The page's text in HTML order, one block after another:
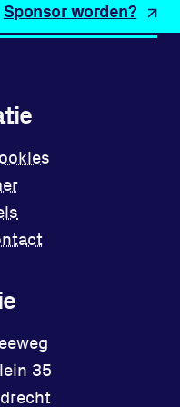
35
Sponsor worden?